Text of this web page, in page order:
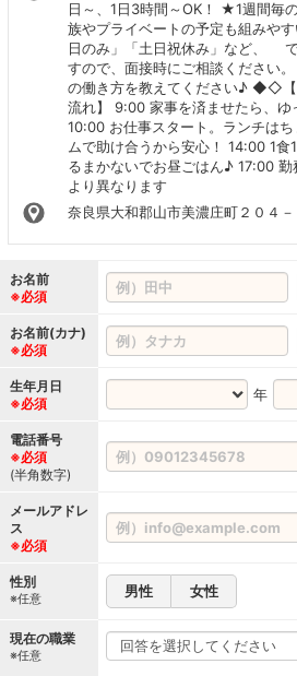
日～、1日3時間～OK！ ★1週間毎
族やプライベートの予定も組みや
日のみ」「土日祝休み」など、
すので、面接時にご相談ください
の働き方を教えてください♪ ◆◇【
流れ】 9:00 家事を済ませたら、ゆ
10:00 お仕事スタート。ランチは
ムで助け合うから安心！ 14:00 1
るまかないでお昼ごはん♪ 17:00
より異なります
奈良県大和郡山市美濃庄町２０４－
お名前
※必須
お名前(カナ)
※必須
生年月日
※必須
年
電話番号
※必須
(半角数字)
メールアドレ
ス
※必須
性別
※任意 男性 女性
現在の職業
※任意